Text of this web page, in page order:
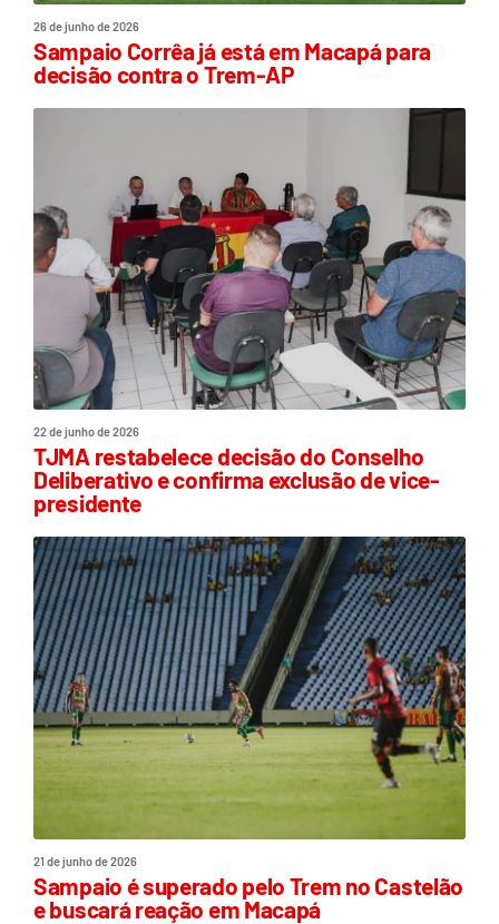
26 de junho de 2026
Sampaio Corrêa já está em Macapá para
decisão contra o Trem-AP
22 de junho de 2026
TJMA restabelece decisão do Conselho
Deliberativo e confirma exclusão de vice-
presidente
21 de junho de 2026
Sampaio é superado pelo Trem no Castelão
e buscará reação em Macapá